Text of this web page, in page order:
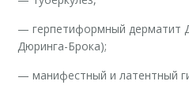
— герпетиформный дерматит
Дюринга-Брока);
— манифестный и латентный